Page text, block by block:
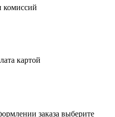
комиссий
картой
заказа выберите